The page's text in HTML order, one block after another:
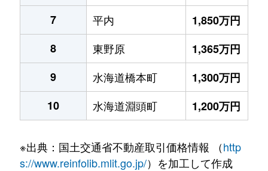
7
平内
1,850万円
8
東野原
1,365万円
9
水海道橋本町
1,300万円
10
水海道淵頭町 1,200万円
※出典：国土交通省不動産取引価格情報 （http
s://www.reinfolib.mlit.go.jp/）を加工して作成